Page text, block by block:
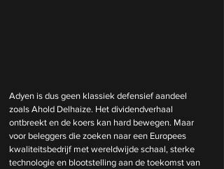
Adyen is dus geen klassiek defensief aandeel
zoals Ahold Delhaize. Het dividendverhaal
ontbreekt en de koers kan hard bewegen. Maar
voor beleggers die zoeken naar een Europees
kwaliteitsbedrijf met wereldwijde schaal, sterke
technologie en blootstelling aan de toekomst van